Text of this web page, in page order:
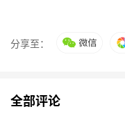
势、寻求规模增长
成为基金公司把握
目前来看，中欧基
分享至：
全部评论